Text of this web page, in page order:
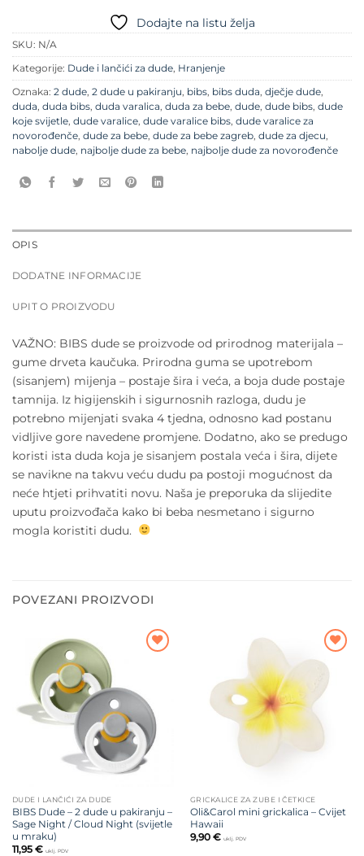
Dodajte na listu želja
SKU: N/A
Kategorije: Dude i lančići za dude, Hranjenje
Oznaka: 2 dude, 2 dude u pakiranju, bibs, bibs duda, dječje dude,
duda, duda bibs, duda varalica, duda za bebe, dude, dude bibs, dude
koje svijetle, dude varalice, dude varalice bibs, dude varalice za
novorođenče, dude za bebe, dude za bebe zagreb, dude za djecu,
nabolje dude, najbolje dude za bebe, najbolje dude za novorođenče
OPIS
DODATNE INFORMACIJE
UPIT O PROIZVODU
VAŽNO: BIBS dude se proizvode od prirodnog materijala –
gume drveta kaučuka. Prirodna guma se upotrebom
(sisanjem) mijenja – postaje šira i veća, a boja dude postaje
tamnija. Iz higijenskih i sigurnosnih razloga, dudu je
potrebno mijenjati svaka 4 tjedna, odnosno kad postanu
vidljive gore navedene promjene. Dodatno, ako se predugo
koristi ista duda koja je sisanjem postala veća i šira, dijete
se navikne na takvu veću dudu pa postoji mogućnost da
neće htjeti prihvatiti novu. Naša je preporuka da slijedite
uputu proizvođača kako bi beba nesmetano i sigurno
mogla koristiti dudu.
POVEZANI PROIZVODI
DUDE I LANČIĆI ZA DUDE
BIBS Dude – 2 dude u pakiranju –
Sage Night / Cloud Night (svijetle
u mraku)
11,95 € uklj. PDV
Dodajte
želja
GRICKALICE ZA ZUBE I ČETKICE
Oli&Carol mini grickalica – Cvijet
Hawaii
9,90 € uklj. PDV